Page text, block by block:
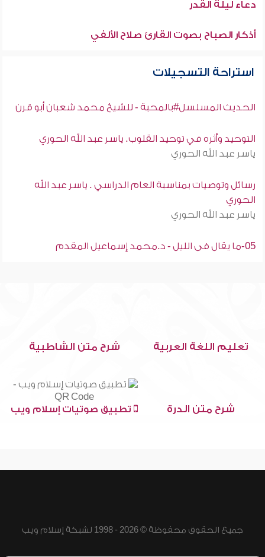
دعاء ليلة القدر
أذكار الصباح بصوت القارئ صلاح الألفي
استراحة التسجيلات
الحديث المسلسل#بالمحبة - للشيخ محمد شعبان أبو قرن
التوحيد وأثره في توحيد القلوب. ياسر عبد الله الحوري
ياسر عبد الله الحوري
رسائل وتوصيات بمناسبة العام الدراسي . ياسر عبد الله
الحوري
ياسر عبد الله الحوري
05-ما يقال فى الليل - د.محمد إسماعيل المقدم
تعليم اللغة العربية شرح متن الشاطبية
شرح متن الدرة تطبيق صوتيات إسلام ويب
جميع الحقوق محفوظة © 2026 - 1998 لشبكة إسلام ويب